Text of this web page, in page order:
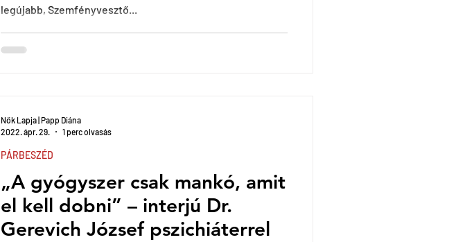
legújabb, Szemfényvesztő...
„A gyógyszer csak mankó, amit
el kell dobni” – interjú Dr.
Gerevich József pszichiáterrel
PÁRBESZÉD
Nők Lapja | Papp Diána
2022. ápr. 29.
1 perc olvasás